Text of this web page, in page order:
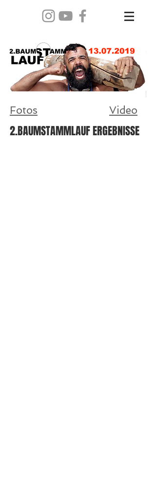
Fotos Video
2.BAUMSTAMMLAUF ERGEBNISSE